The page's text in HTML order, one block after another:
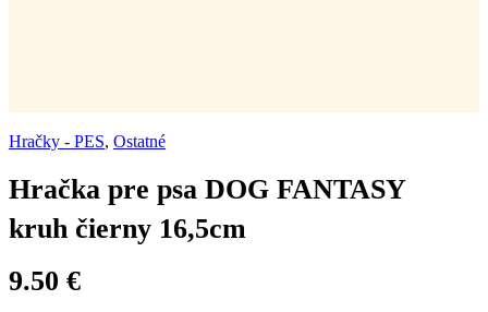
Hračky - PES, Ostatné
Hračka pre psa DOG FANTASY
kruh čierny 16,5cm
9.50 €